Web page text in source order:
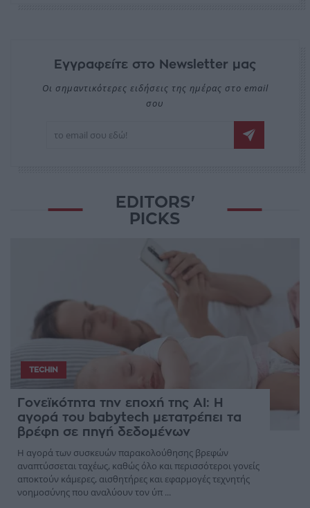
Εγγραφείτε στο Newsletter μας
Οι σημαντικότερες ειδήσεις της ημέρας στο email
σου
EDITORS'
PICKS
TECHIN
Γονεϊκότητα την εποχή της AI: Η
αγορά του babytech μετατρέπει τα
βρέφη σε πηγή δεδομένων
Η αγορά των συσκευών παρακολούθησης βρεφών
αναπτύσσεται ταχέως, καθώς όλο και περισσότεροι γονείς
αποκτούν κάμερες, αισθητήρες και εφαρμογές τεχνητής
νοημοσύνης που αναλύουν τον ύπ ...